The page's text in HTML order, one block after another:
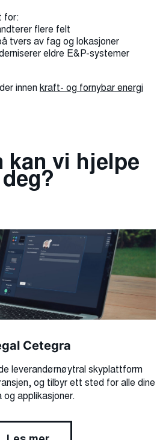
for:
flere felt
tvers av fag og lokasjoner
eldre E&P-systemer
innen kraft- og fornybar energi
kan vi hjelpe
deg?
Cetegra
leverandørnøytral skyplattform
og tilbyr ett sted for alle dine
og applikasjoner.